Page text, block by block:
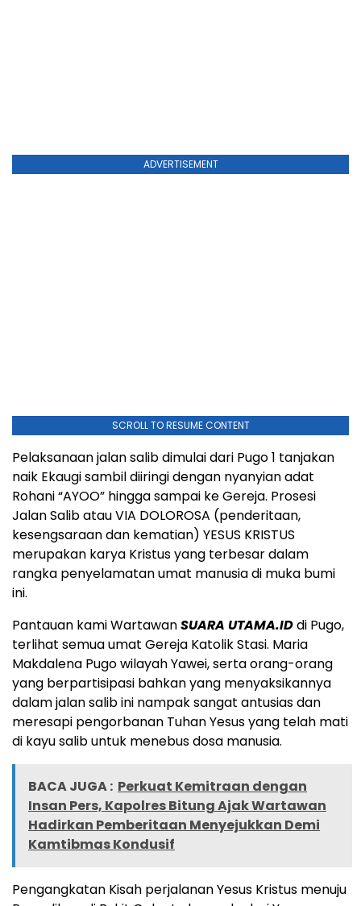
ADVERTISEMENT
SCROLL TO RESUME CONTENT
Pelaksanaan jalan salib dimulai dari Pugo 1 tanjakan
naik Ekaugi sambil diiringi dengan nyanyian adat
Rohani “AYOO” hingga sampai ke Gereja. Prosesi
Jalan Salib atau VIA DOLOROSA (penderitaan,
kesengsaraan dan kematian) YESUS KRISTUS
merupakan karya Kristus yang terbesar dalam
rangka penyelamatan umat manusia di muka bumi
ini.
Pantauan kami WartawanSUARA UTAMA.IDdi Pugo,
terlihat semua umat Gereja Katolik Stasi. Maria
Makdalena Pugo wilayah Yawei, serta orang-orang
yang berpartisipasi bahkan yang menyaksikannya
dalam jalan salib ini nampak sangat antusias dan
meresapi pengorbanan Tuhan Yesus yang telah mati
di kayu salib untuk menebus dosa manusia.
BACA JUGA : Perkuat Kemitraan dengan
Insan Pers, Kapolres Bitung Ajak Wartawan
Hadirkan Pemberitaan Menyejukkan Demi
Kamtibmas Kondusif
Pengangkatan Kisah perjalanan Yesus Kristus menuju